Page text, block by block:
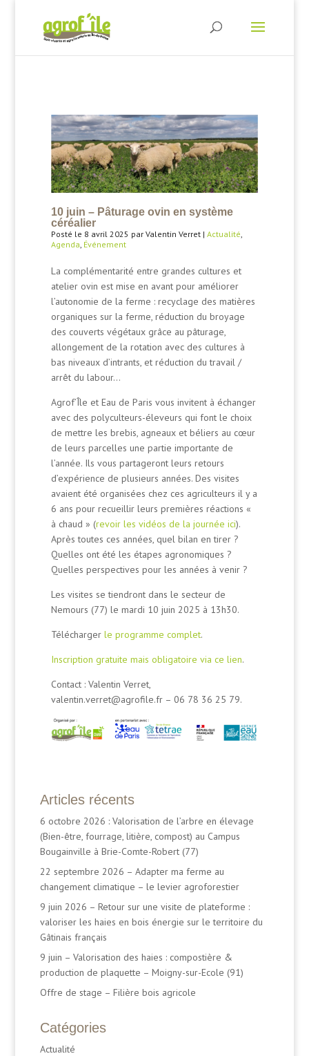
10 juin – Pâturage ovin en système
céréalier
Posté le 8 avril 2025 par Valentin Verret |Actualité
Agenda Événement
La complémentarité entre grandes cultures et
atelier ovin est mise en avant pour améliorer
l’autonomie de la ferme : recyclage des matières
organiques sur la ferme, réduction du broyage
des couverts végétaux grâce au pâturage,
allongement de la rotation avec des cultures à
bas niveaux d’intrants, et réduction du travail /
arrêt du labour…
Agrof’Île et Eau de Paris vous invitent à échanger
avec des polyculteurs-éleveurs qui font le choix
de mettre les brebis, agneaux et béliers au cœur
de leurs parcelles une partie importante de
l’année. Ils vous partageront leurs retours
d’expérience de plusieurs années. Des visites
avaient été organisées chez ces agriculteurs il y a
6 ans pour recueillir leurs premières réactions «
à chaud » (revoir les vidéos de la journée ici).
Après toutes ces années, quel bilan en tirer ?
Quelles ont été les étapes agronomiques ?
Quelles perspectives pour les années à venir ?
Les visites se tiendront dans le secteur de
Nemours (77) le mardi 10 juin 2025 à 13h30.
Téléchargerle programme complet.
Inscription gratuite mais obligatoire via ce lien.
Contact : Valentin Verret,
valentin.verret@agrofile.fr – 06 78 36 25 79.
Articles récents
6 octobre 2026 : Valorisation de l’arbre en élevage
(Bien-être, fourrage, litière, compost) au Campus
Bougainville à Brie-Comte-Robert (77)
22 septembre 2026 – Adapter ma ferme au
changement climatique – le levier agroforestier
9 juin 2026 – Retour sur une visite de plateforme :
valoriser les haies en bois énergie sur le territoire du
Gâtinais français
9 juin – Valorisation des haies : compostière &
production de plaquette – Moigny-sur-Ecole (91)
Offre de stage – Filière bois agricole
Catégories
Actualité